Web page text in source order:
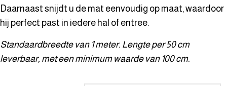
Daarnaast snijdt u de mat eenvoudig op maat, waardoor
hij perfect past in iedere hal of entree.
Standaardbreedte van 1 meter. Lengte per 50 cm
leverbaar, met een minimum waarde van 100 cm.